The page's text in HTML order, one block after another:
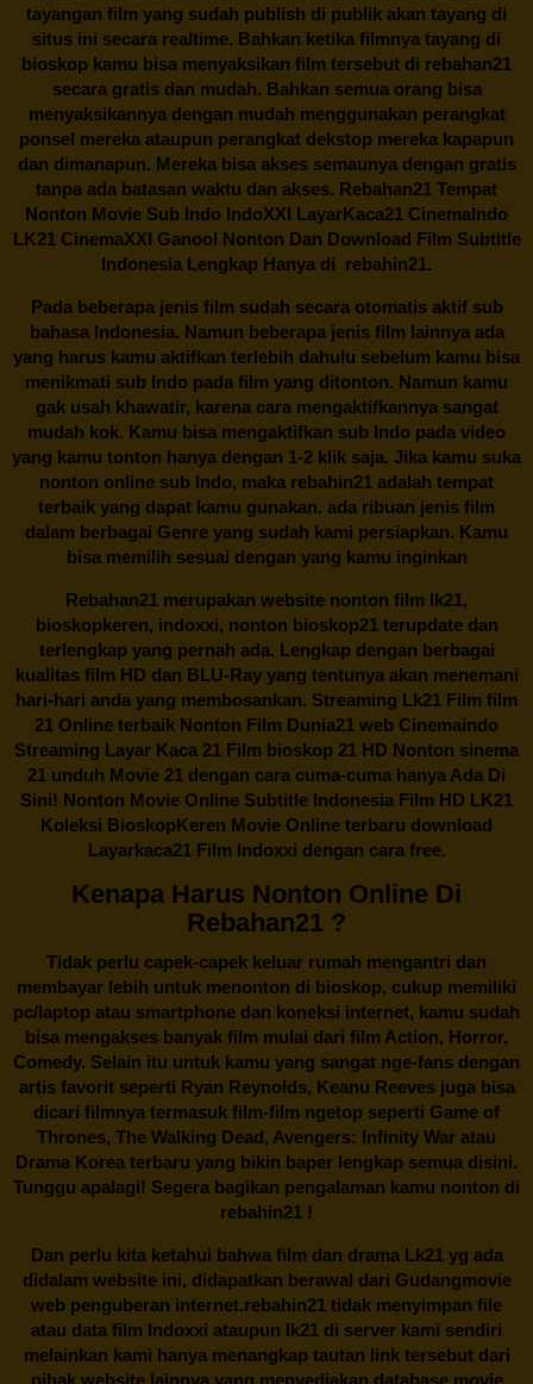
tayangan film yang sudah publish di publik akan tayang di
situs ini secara realtime. Bahkan ketika filmnya tayang di
bioskop kamu bisa menyaksikan film tersebut di rebahan21
secara gratis dan mudah. Bahkan semua orang bisa
menyaksikannya dengan mudah menggunakan perangkat
ponsel mereka ataupun perangkat dekstop mereka kapapun
dan dimanapun. Mereka bisa akses semaunya dengan gratis
tanpa ada batasan waktu dan akses. Rebahan21 Tempat
Nonton Movie Sub Indo IndoXXI LayarKaca21 CinemaIndo
LK21 CinemaXXI Ganool Nonton Dan Download Film Subtitle
Indonesia Lengkap Hanya di rebahin21.
Pada beberapa jenis film sudah secara otomatis aktif sub
bahasa Indonesia. Namun beberapa jenis film lainnya ada
yang harus kamu aktifkan terlebih dahulu sebelum kamu bisa
menikmati sub Indo pada film yang ditonton. Namun kamu
gak usah khawatir, karena cara mengaktifkannya sangat
mudah kok. Kamu bisa mengaktifkan sub Indo pada video
yang kamu tonton hanya dengan 1-2 klik saja. Jika kamu suka
nonton online sub Indo, maka rebahin21 adalah tempat
terbaik yang dapat kamu gunakan. ada ribuan jenis film
dalam berbagai Genre yang sudah kami persiapkan. Kamu
bisa memilih sesuai dengan yang kamu inginkan
Rebahan21 merupakan website nonton film lk21,
bioskopkeren, indoxxi, nonton bioskop21 terupdate dan
terlengkap yang pernah ada. Lengkap dengan berbagai
kualitas film HD dan BLU-Ray yang tentunya akan menemani
hari-hari anda yang membosankan. Streaming Lk21 Film film
21 Online terbaik Nonton Film Dunia21 web Cinemaindo
Streaming Layar Kaca 21 Film bioskop 21 HD Nonton sinema
21 unduh Movie 21 dengan cara cuma-cuma hanya Ada Di
Sini! Nonton Movie Online Subtitle Indonesia Film HD LK21
Koleksi BioskopKeren Movie Online terbaru download
Layarkaca21 Film Indoxxi dengan cara free.
Kenapa Harus Nonton Online Di
Rebahan21 ?
Tidak perlu capek-capek keluar rumah mengantri dan
membayar lebih untuk menonton di bioskop, cukup memiliki
pc/laptop atau smartphone dan koneksi internet, kamu sudah
bisa mengakses banyak film mulai dari film Action, Horror,
Comedy. Selain itu untuk kamu yang sangat nge-fans dengan
artis favorit seperti Ryan Reynolds, Keanu Reeves juga bisa
dicari filmnya termasuk film-film ngetop seperti Game of
Thrones, The Walking Dead, Avengers: Infinity War atau
Drama Korea terbaru yang bikin baper lengkap semua disini.
Tunggu apalagi! Segera bagikan pengalaman kamu nonton di
rebahin21 !
Dan perlu kita ketahui bahwa film dan dramaLk21yg ada
didalam website ini, didapatkan berawal dari Gudangmovie
web penguberan internet.rebahin21 tidak menyimpan file
atau data film Indoxxi ataupun lk21 di server kami sendiri
melainkan kami hanya menangkap tautan link tersebut dari
pihak website lainnya yang menyediakan database movie